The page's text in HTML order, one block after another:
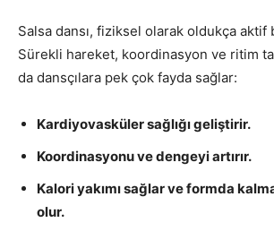
Salsa dansı, fiziksel olarak oldukça aktif
Sürekli hareket, koordinasyon ve ritim
da dansçılara pek çok fayda sağlar:
Kardiyovasküler sağlığı geliştirir.
Koordinasyonu ve dengeyi artırır.
Kalori yakımı sağlar ve formda
olur.